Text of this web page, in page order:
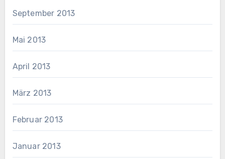
September 2013
Mai 2013
April 2013
März 2013
Februar 2013
Januar 2013